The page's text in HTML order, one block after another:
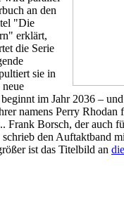
an den
"Die
erklärt,
die Serie
sie in
im Jahr 2036 –
namens Perry Rhodan
Frank Borsch, der auch
den Auftaktband
ist das Titelbild an